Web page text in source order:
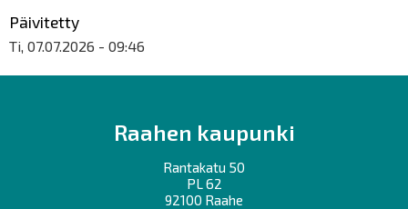
Päivitetty
Ti, 07.07.2026 - 09:46
Raahen kaupunki
Rantakatu 50
PL 62
92100 Raahe